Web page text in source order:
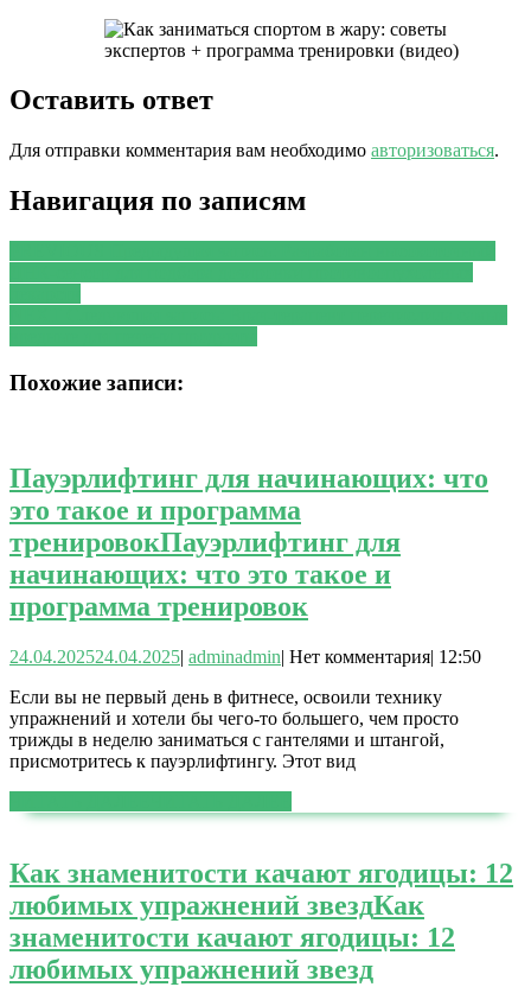
Оставить ответ
Для отправки комментария вам необходимо авторизоваться.
Навигация по записям
Похожие записи:
Пауэрлифтинг для начинающих: что
это такое и программа
тренировокПауэрлифтинг для
начинающих: что это такое и
программа тренировок
24.04.202524.04.2025| adminadmin| Нет комментария| 12:50
Если вы не первый день в фитнесе, освоили технику
упражнений и хотели бы чего-то большего, чем просто
трижды в неделю заниматься с гантелями и штангой,
присмотритесь к пауэрлифтингу. Этот вид
Как знаменитости качают ягодицы: 12
любимых упражнений звездКак
знаменитости качают ягодицы: 12
любимых упражнений звезд